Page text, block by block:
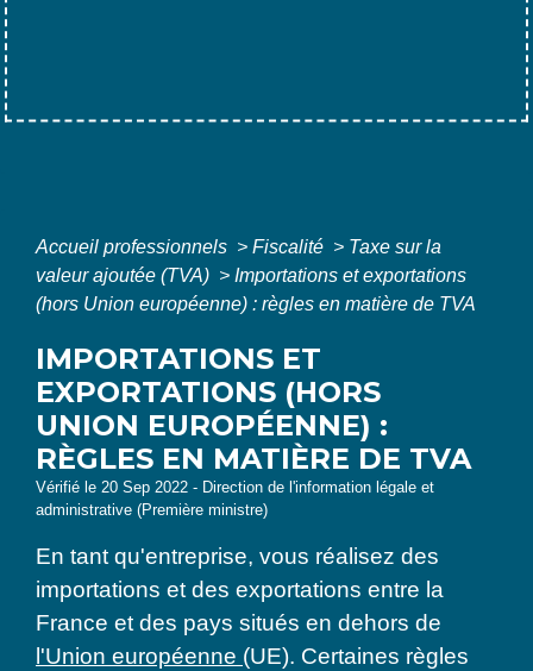
Accueil professionnels > Fiscalité > Taxe sur la
valeur ajoutée (TVA) > Importations et exportations
(hors Union européenne) : règles en matière de TVA
IMPORTATIONS ET
EXPORTATIONS (HORS
UNION EUROPÉENNE) :
RÈGLES EN MATIÈRE DE TVA
Vérifié le 20 Sep 2022 - Direction de l'information légale et
administrative (Première ministre)
En tant qu'entreprise, vous réalisez des
importations et des exportations entre la
France et des pays situés en dehors de
l'Union européenne (UE). Certaines règles